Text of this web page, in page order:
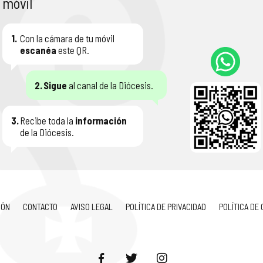
1. Con la cámara de tu móvil
escanéa este QR.
2. Sigue al canal de la Diócesis.
3. Recibe toda la información
de la Diócesis.
CONTACTO AVISO LEGAL POLÍTICA DE PRIVACIDAD POLÍTICA DE